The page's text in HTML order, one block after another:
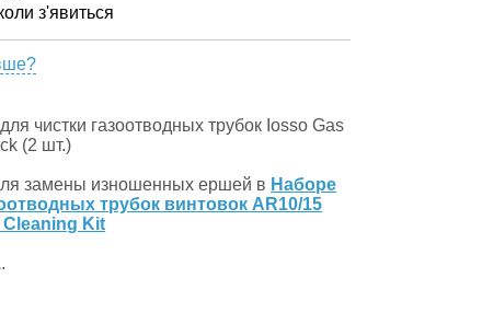
з'явиться
чистки газоотводных трубок Iosso Gas
(2 шт.)
замены изношенных ершей в Наборе
трубок винтовок AR10/15
Cleaning Kit